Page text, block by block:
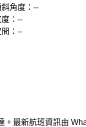
角度：--
：--
：--
最新航班資訊由